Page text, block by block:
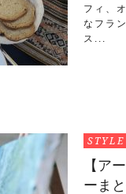
フィ、
なフラ
ス...
STYLE
【ア
ーま